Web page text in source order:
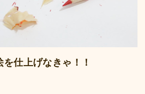
を仕上げなきゃ！！